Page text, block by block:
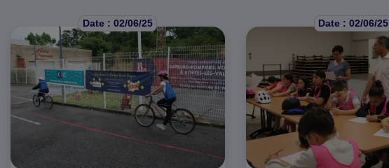
Date : 02/06/25 Date : 02/06/25